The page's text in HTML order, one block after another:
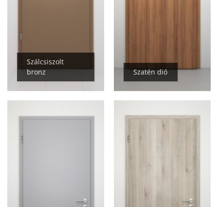
Szálcsiszolt
bronz
Szatén dió